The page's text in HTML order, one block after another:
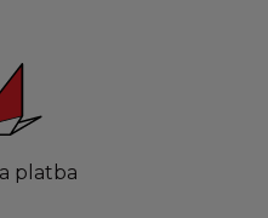
platba